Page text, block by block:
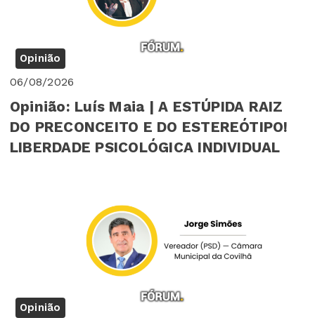
Opinião
06/08/2026
Opinião: Luís Maia | A ESTÚPIDA RAIZ
DO PRECONCEITO E DO ESTEREÓTIPO!
LIBERDADE PSICOLÓGICA INDIVIDUAL
Opinião